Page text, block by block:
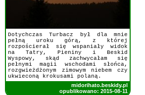
Dotychczas Turbacz był dla mnie
pełną uroku górą, z której
rozpościerał się wspaniały widok
na Tatry, Pieniny i Beskid
Wyspowy, skąd zachwycałam się
pełnymi magii wschodami słońca,
rozgwieżdżonym zimowym niebem czy
ukwieconą krokusami polaną.
midorihato.beskidy.pl
opublikowano: 2015-08-11